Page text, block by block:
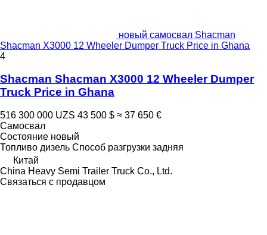
новый самосвал Shacman
Shacman X3000 12 Wheeler Dumper Truck Price in Ghana
4
Shacman Shacman X3000 12 Wheeler Dumper
Truck Price in Ghana
516 300 000 UZS 43 500 $ ≈ 37 650 €
Самосвал
Состояние новый
Топливо дизель Способ разгрузки задняя
Китай
China Heavy Semi Trailer Truck Co., Ltd.
Связаться с продавцом